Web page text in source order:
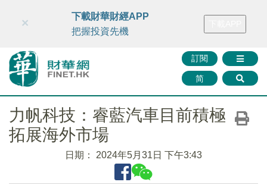
財華智庫網 FINTV FINMETA 財華證券 媒體矩陣
訂閱
简
×
下載財華財經APP
把握投資先機
力帆科技：睿藍汽車目前積極
拓展海外市場
日期： 2024年5月31日 下午3:43